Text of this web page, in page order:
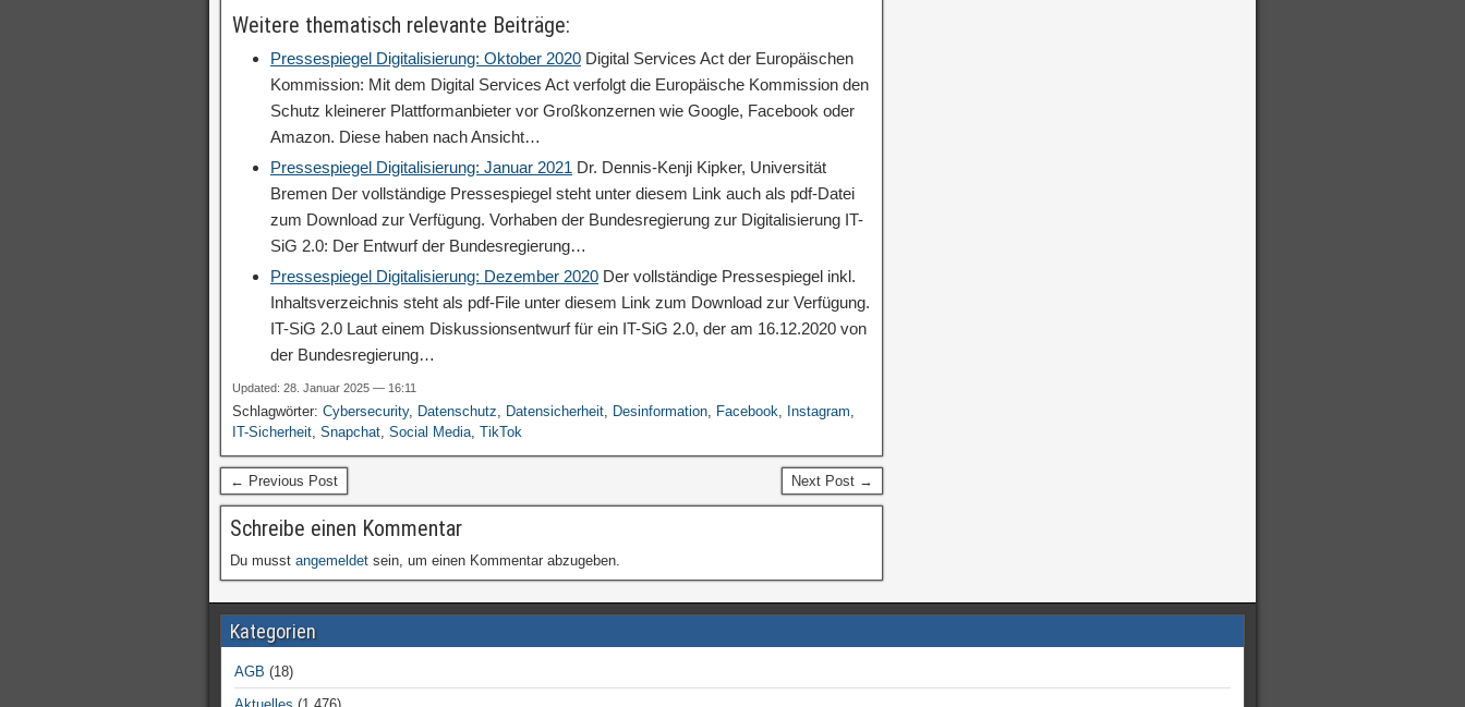
Weitere thematisch relevante Beiträge:
Pressespiegel Digitalisierung: Oktober 2020 Digital Services Act der Europäischen
Kommission: Mit dem Digital Services Act verfolgt die Europäische Kommission den
Schutz kleinerer Plattformanbieter vor Großkonzernen wie Google, Facebook oder
Amazon. Diese haben nach Ansicht…
Pressespiegel Digitalisierung: Januar 2021 Dr. Dennis-Kenji Kipker, Universität
Bremen Der vollständige Pressespiegel steht unter diesem Link auch als pdf-Datei
zum Download zur Verfügung. Vorhaben der Bundesregierung zur Digitalisierung IT-
SiG 2.0: Der Entwurf der Bundesregierung…
Pressespiegel Digitalisierung: Dezember 2020 Der vollständige Pressespiegel inkl.
Inhaltsverzeichnis steht als pdf-File unter diesem Link zum Download zur Verfügung.
IT-SiG 2.0 Laut einem Diskussionsentwurf für ein IT-SiG 2.0, der am 16.12.2020 von
der Bundesregierung…
Updated: 28. Januar 2025 — 16:11
Schlagwörter: Cybersecurity, Datenschutz, Datensicherheit, Desinformation, Facebook, Instagram,
IT-Sicherheit, Snapchat, Social Media, TikTok
← Previous Post Next Post →
Schreibe einen Kommentar
Du musst angemeldet sein, um einen Kommentar abzugeben.
Kategorien
AGB (18)